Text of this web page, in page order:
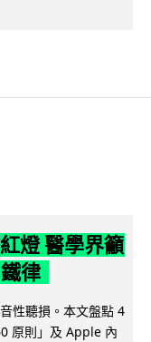
燈 醫學界籲
律
性聽損。本文盤點 4
原則」及 Apple 內